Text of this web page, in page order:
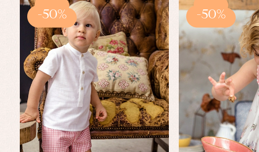
-50% -50%